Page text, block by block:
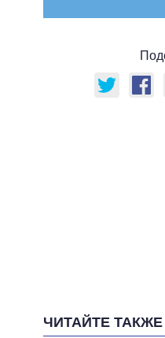
ЧИТАЙТЕ ТАКЖЕ